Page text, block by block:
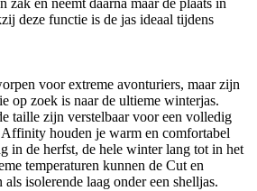
zak en neemt daarna maar de plaats in
deze functie is de jas ideaal tijdens
voor extreme avonturiers, maar zijn
op zoek is naar de ultieme winterjas.
taille zijn verstelbaar voor een volledig
houden je warm en comfortabel
in de herfst, de hele winter lang tot in het
temperaturen kunnen de Cut en
isolerende laag onder een shelljas.